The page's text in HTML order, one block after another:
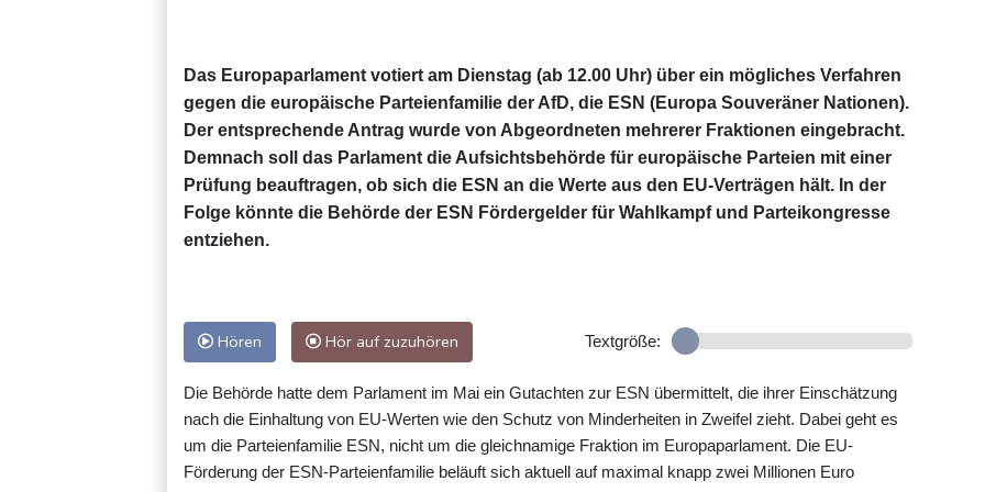
Das Europaparlament votiert am Dienstag (ab 12.00 Uhr) über ein mögliches Verfahren
gegen die europäische Parteienfamilie der AfD, die ESN (Europa Souveräner Nationen).
Der entsprechende Antrag wurde von Abgeordneten mehrerer Fraktionen eingebracht.
Demnach soll das Parlament die Aufsichtsbehörde für europäische Parteien mit einer
Prüfung beauftragen, ob sich die ESN an die Werte aus den EU-Verträgen hält. In der
Folge könnte die Behörde der ESN Fördergelder für Wahlkampf und Parteikongresse
entziehen.
Hören Hör auf zuzuhören Textgröße:
Die Behörde hatte dem Parlament im Mai ein Gutachten zur ESN übermittelt, die ihrer Einschätzung
nach die Einhaltung von EU-Werten wie den Schutz von Minderheiten in Zweifel zieht. Dabei geht es
um die Parteienfamilie ESN, nicht um die gleichnamige Fraktion im Europaparlament. Die EU-
Förderung der ESN-Parteienfamilie beläuft sich aktuell auf maximal knapp zwei Millionen Euro